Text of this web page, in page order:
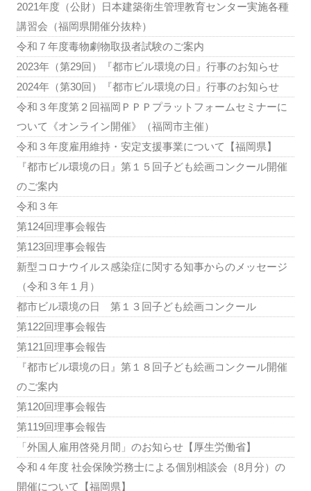
2021年度（公財）日本建築衛生管理教育センター実施各種
講習会（福岡県開催分抜粋）
令和７年度毒物劇物取扱者試験のご案内
2023年（第29回）『都市ビル環境の日』行事のお知らせ
2024年（第30回）『都市ビル環境の日』行事のお知らせ
令和３年度第２回福岡ＰＰＰプラットフォームセミナーに
ついて《オンライン開催》（福岡市主催）
令和３年度雇用維持・安定支援事業について【福岡県】
『都市ビル環境の日』第１５回子ども絵画コンクール開催
のご案内
令和３年
第124回理事会報告
第123回理事会報告
新型コロナウイルス感染症に関する知事からのメッセージ
（令和３年１月）
都市ビル環境の日 第１３回子ども絵画コンクール
第122回理事会報告
第121回理事会報告
『都市ビル環境の日』第１８回子ども絵画コンクール開催
のご案内
第120回理事会報告
第119回理事会報告
「外国人雇用啓発月間」のお知らせ【厚生労働省】
令和４年度 社会保険労務士による個別相談会（8月分）の
開催について【福岡県】